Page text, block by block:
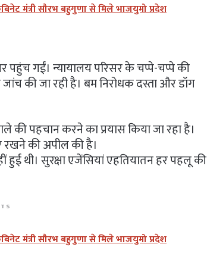
मंत्री सौरभ बहुगुणा से मिले भाजयुमो प्रदेश
गईं। न्यायालय परिसर के चप्पे-चप्पे की
की जा रही है। बम निरोधक दस्ता और डॉग
पहचान करने का प्रयास किया जा रहा है।
रखने की अपील की है।
थी। सुरक्षा एजेंसियां एहतियातन हर पहलू की
मंत्री सौरभ बहुगुणा से मिले भाजयुमो प्रदेश